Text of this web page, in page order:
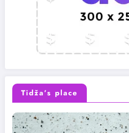
Tidža’s place